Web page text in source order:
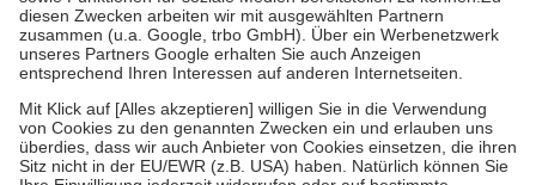
Zuzahlung zehn Prozent der Kosten sowie zehn Euro je
Verordnung.
Um das Engagement der Versicherten für ihre eigene Gesundheit zu
stärken und die besondere Stellung der Familie zu unterstützen,
fallenkeine Zuzahlungenan bei:
• Kindern und Jugendlichen bis zum vollendeten 18. Lebensjahr
mit Ausnahme der Fahrkosten